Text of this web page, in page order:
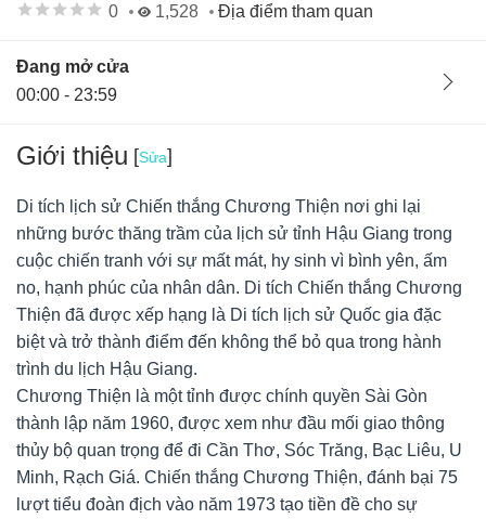
Ban quản lý
23/02/22
Hà Nội, Việt Nam
Di tích lịch sử Chiến thắng Chương Thiện
0 1,528 Địa điểm tham quan
Đang mở cửa
00:00 - 23:59
Giới thiệu [Sửa]
Di tích lịch sử Chiến thắng Chương Thiện nơi ghi lại
những bước thăng trầm của lịch sử tỉnh Hậu Giang trong
cuộc chiến tranh với sự mất mát, hy sinh vì bình yên, ấm
no, hạnh phúc của nhân dân. Di tích Chiến thắng Chương
Thiện đã được xếp hạng là Di tích lịch sử Quốc gia đặc
biệt và trở thành điểm đến không thể bỏ qua trong hành
trình du lịch Hậu Giang.
Chương Thiện là một tỉnh được chính quyền Sài Gòn
thành lập năm 1960, được xem như đầu mối giao thông
thủy bộ quan trọng để đi Cần Thơ, Sóc Trăng, Bạc Liêu, U
Minh, Rạch Giá. Chiến thắng Chương Thiện, đánh bại 75
lượt tiểu đoàn địch vào năm 1973 tạo tiền đề cho sự